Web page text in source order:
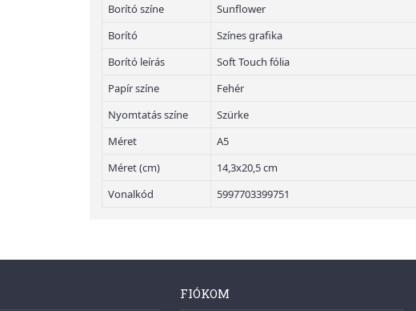
Borító színe
Sunflower
Borító
Színes grafika
Borító leírás
Soft Touch fólia
Papír színe
Fehér
Nyomtatás színe
Szürke
Méret
A5
Méret (cm)
14,3x20,5 cm
Vonalkód
5997703399751
FIÓKOM